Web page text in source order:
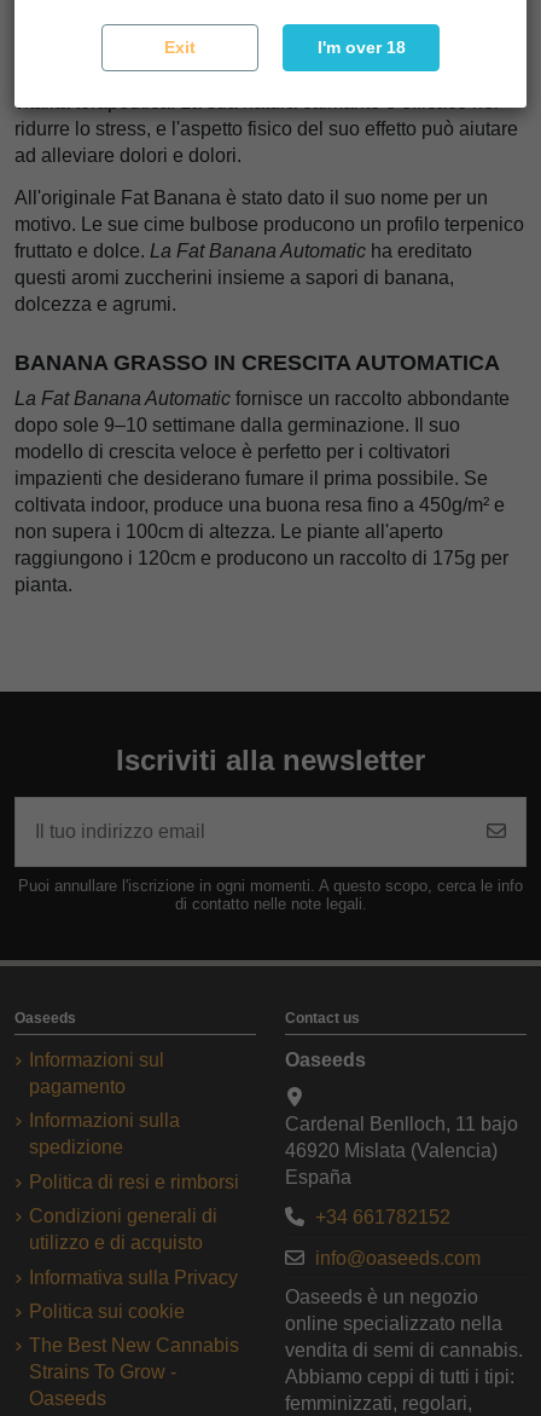
metti un bel film e preparati per qualche ora sul divano.
La potenzadella Fat Banana Automaticle conferisce anche
vitalità terapeutica. La sua natura calmante è efficace nel
ridurre lo stress, e l'aspetto fisico del suo effetto può aiutare
ad alleviare dolori e dolori.
All'originale Fat Banana è stato dato il suo nome per un
motivo. Le sue cime bulbose producono un profilo terpenico
fruttato e dolce. La Fat Banana Automatic ha ereditato
questi aromi zuccherini insieme a sapori di banana,
dolcezza e agrumi.
BANANA GRASSO IN CRESCITA AUTOMATICA
La Fat Banana Automatic fornisce un raccolto abbondante
dopo sole 9–10 settimane dalla germinazione. Il suo
modello di crescita veloce è perfetto per i coltivatori
impazienti che desiderano fumare il prima possibile. Se
coltivata indoor, produce una buona resa fino a 450g/m² e
non supera i 100cm di altezza. Le piante all'aperto
raggiungono i 120cm e producono un raccolto di 175g per
pianta.
Iscriviti alla newsletter
Puoi annullare l'iscrizione in ogni momenti. A questo scopo, cerca le info
di contatto nelle note legali.
Oaseeds
Informazioni sul
pagamento
Informazioni sulla
spedizione
Politica di resi e rimborsi
Condizioni generali di
utilizzo e di acquisto
Informativa sulla Privacy
Politica sui cookie
The Best New Cannabis
Strains To Grow -
Oaseeds
Contact us
Oaseeds
Cardenal Benlloch, 11 bajo
46920 Mislata (Valencia)
España
+34 661782152
info@oaseeds.com
Oaseeds è un negozio
online specializzato nella
vendita di semi di cannabis.
Abbiamo ceppi di tutti i tipi:
femminizzati, regolari,
Exit I'm over 18